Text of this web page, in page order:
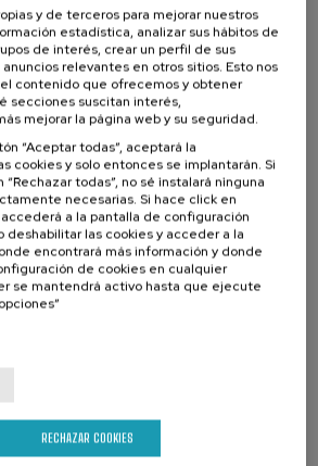
de matricula finalizado
y de terceros para mejorar nuestros
estadística, analizar sus hábitos de
de interés, crear un perfil de sus
relevantes en otros sitios. Esto nos
contenido que ofrecemos y obtener
secciones suscitan interés,
mejorar la página web y su seguridad.
“Aceptar todas”, aceptará la
cookies y solo entonces se implantarán. Si
todas”, no sé instalará ninguna
necesarias. Si hace click en
accederá a la pantalla de configuración
deshabilitar las cookies y acceder a la
encontrará más información y donde
de cookies en cualquier
se mantendrá activo hasta que ejecute
RECHAZAR COOKIES